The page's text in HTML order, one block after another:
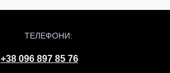
ТЕЛЕФОНИ:
+38 096 897 85 76